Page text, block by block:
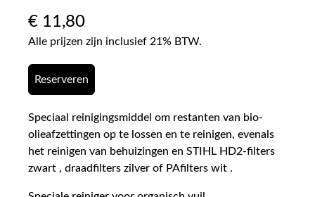
€ 11,80
Alle prijzen zijn inclusief 21% BTW.
Reserveren
Speciaal reinigingsmiddel om restanten van bio-
olieafzettingen op te lossen en te reinigen, evenals
het reinigen van behuizingen en STIHL HD2-filters
zwart , draadfilters zilver of PAfilters wit .